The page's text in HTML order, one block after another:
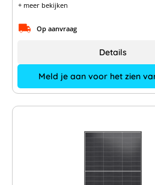
+ meer bekijken
Op aanvraag
Meld je aan voor het zien
Details